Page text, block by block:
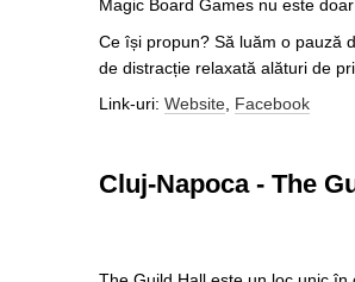
Magic Board Games nu este
Ce își propun? Să luăm o pauză
de distracție relaxată alături de
Link-uri: Website Facebook
Cluj-Napoca - The